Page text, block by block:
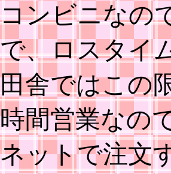
コンビニなの
で、ロスタイ
田舎ではこの
時間営業なの
ネットで注文